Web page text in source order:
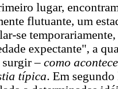
lugar,
flutuante, um
se
expectante", a
surgir – como
típica. Em